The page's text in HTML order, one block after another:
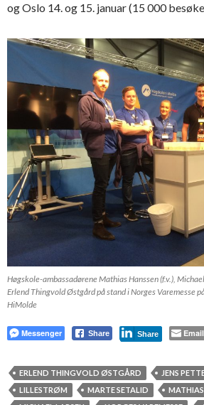
og Oslo 14. og 15. januar (15 000
Høgskole-ambassadørene Mathias Hanssen (f.v.),
Erlend Thingvold Østgård på stand i Norges Varemesse
HiMolde
Messenger Share Share Email
ERLEND THINGVOLD ØSTGÅRD
JENS
LILLESTRØM
MARTE SETALID
MATHIAS